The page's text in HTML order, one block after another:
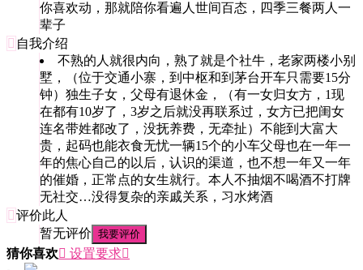
你喜欢动，那就陪你看遍人世间百态，四季三餐两人一
辈子
 自我介绍
不熟的人就很内向，熟了就是个社牛，老家两楼小别
墅，（位于交通小寨，到中枢和到茅台开车只需要15分
钟）独生子女，父母有退休金，（有一女归女方，1现
在都有10岁了，3岁之后就没再联系过，女方已把闺女
连名带姓都改了，没抚养费，无牵扯）不能到大富大
贵，起码也能衣食无忧一辆15个的小车父母也在一年一
年的焦心自己的以后，认识的渠道，也不想一年又一年
的催婚，正常点的女生就行。本人不抽烟不喝酒不打牌
无社交…没得复杂的亲戚关系，习水烤酒
 评价此人
暂无评价 我要评价
猜你喜欢 设置要求